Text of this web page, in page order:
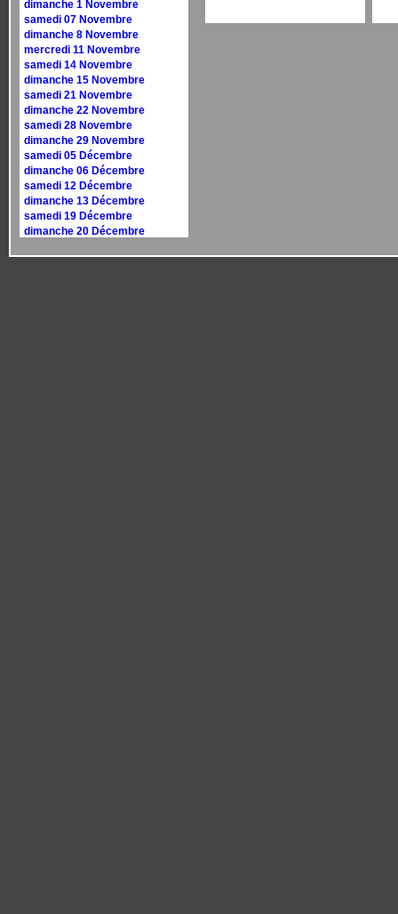
dimanche 1 Novembre
samedi 07 Novembre
dimanche 8 Novembre
mercredi 11 Novembre
samedi 14 Novembre
dimanche 15 Novembre
samedi 21 Novembre
dimanche 22 Novembre
samedi 28 Novembre
dimanche 29 Novembre
samedi 05 Décembre
dimanche 06 Décembre
samedi 12 Décembre
dimanche 13 Décembre
samedi 19 Décembre
dimanche 20 Décembre